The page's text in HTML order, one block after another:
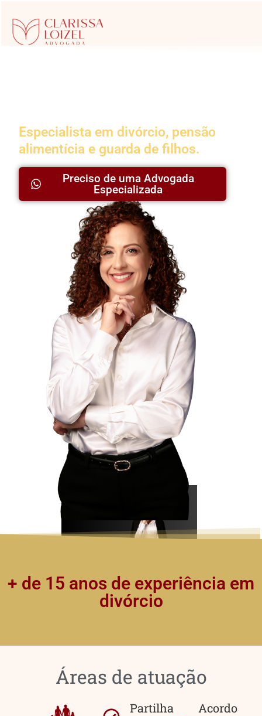
Especialista em divórcio, pensão
alimentícia e guarda de filhos.
Preciso de uma Advogada
Especializada
+ de 15 anos de experiência em
divórcio
Áreas de atuação
Partilha
Acordo